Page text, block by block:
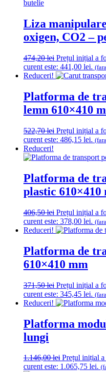
Liza
oxigen, CO2 –
474,20lei Prețul inițial a
curent este: 441,00 lei.
Reduceri!
Platforma de
lemn 610×410
522,70lei Prețul inițial a
curent este: 486,15 lei.
Reduceri!
Platforma de
plastic 610×410
406,50lei Prețul inițial a
curent este: 378,00 lei.
Reduceri!
Platforma de
610×410 mm
371,50lei Prețul inițial a
curent este: 345,45 lei.
Reduceri!
Platforma
lungi
1.146,00lei Prețul inițial
curent este: 1.065,75 lei.